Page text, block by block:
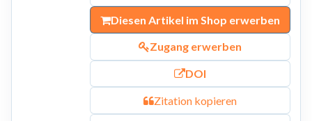
Diesen Artikel im Shop erwerben
Zugang erwerben
DOI
Zitation kopieren